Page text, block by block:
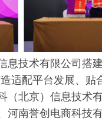
息技术有限公司
适配平台发展、
（北京）信息技术
河南誉创电商科技